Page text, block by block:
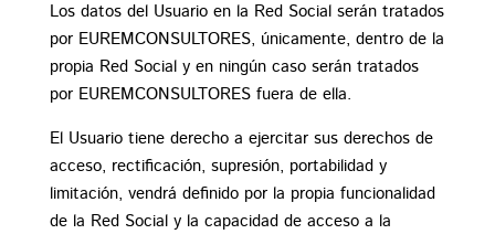
Los datos del Usuario en la Red Social serán tratados
por EUREMCONSULTORES, únicamente, dentro de la
propia Red Social y en ningún caso serán tratados
por EUREMCONSULTORES fuera de ella.
El Usuario tiene derecho a ejercitar sus derechos de
acceso, rectificación, supresión, portabilidad y
limitación, vendrá definido por la propia funcionalidad
de la Red Social y la capacidad de acceso a la